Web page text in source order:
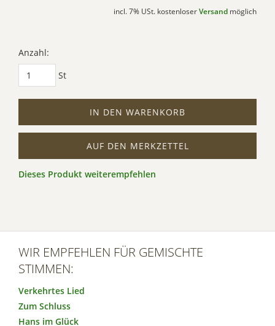
incl. 7% USt. kostenloser Versand möglich
Anzahl:
St
IN DEN WARENKORB
AUF DEN MERKZETTEL
Dieses Produkt weiterempfehlen
WIR EMPFEHLEN FÜR GEMISCHTE
STIMMEN:
Verkehrtes Lied
Zum Schluss
Hans im Glück